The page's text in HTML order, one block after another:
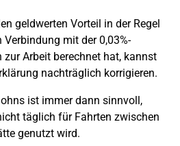
geldwerten Vorteil in der Regel
Verbindung mit der 0,03%-
zur Arbeit berechnet hat, kannst
nachträglich korrigieren.
ist immer dann sinnvoll,
täglich für Fahrten zwischen
genutzt wird.